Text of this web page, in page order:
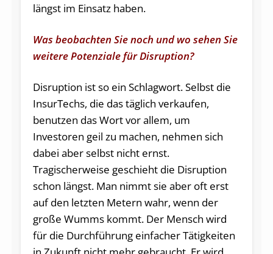
längst im Einsatz haben.
Was beobachten Sie noch und wo sehen Sie
weitere Potenziale für Disruption?
Disruption ist so ein Schlagwort. Selbst die
InsurTechs, die das täglich verkaufen,
benutzen das Wort vor allem, um
Investoren geil zu machen, nehmen sich
dabei aber selbst nicht ernst.
Tragischerweise geschieht die Disruption
schon längst. Man nimmt sie aber oft erst
auf den letzten Metern wahr, wenn der
große Wumms kommt. Der Mensch wird
für die Durchführung einfacher Tätigkeiten